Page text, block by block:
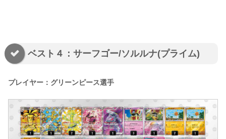
ベスト４：サーフゴー/ソルルナ(プライム)
プレイヤー：グリーンピース選手